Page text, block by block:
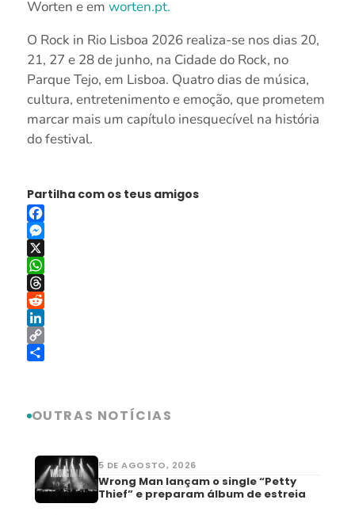
Worten e em worten.pt.
O Rock in Rio Lisboa 2026 realiza-se nos dias 20,
21, 27 e 28 de junho, na Cidade do Rock, no
Parque Tejo, em Lisboa. Quatro dias de música,
cultura, entretenimento e emoção, que prometem
marcar mais um capítulo inesquecível na história
do festival.
Partilha com os teus amigos
Facebook
Messenger
X
WhatsApp
Threads
Reddit
LinkedIn
Copy
OUTRAS NOTÍCIAS
5 DE AGOSTO, 2026
Wrong Man lançam o single “Petty
Thief” e preparam álbum de estreia